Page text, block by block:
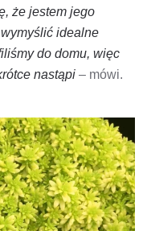
że jestem jego
idealne
do domu, więc
nastąpi – mówi.